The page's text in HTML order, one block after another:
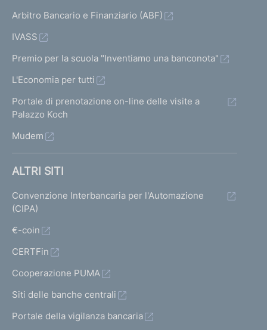
Arbitro Bancario e Finanziario (ABF)
IVASS
Premio per la scuola "Inventiamo una banconota"
L'Economia per tutti
Portale di prenotazione on-line delle visite a
Palazzo Koch
Mudem
ALTRI SITI
Convenzione Interbancaria per l'Automazione
(CIPA)
€-coin
CERTFin
Cooperazione PUMA
Siti delle banche centrali
Portale della vigilanza bancaria